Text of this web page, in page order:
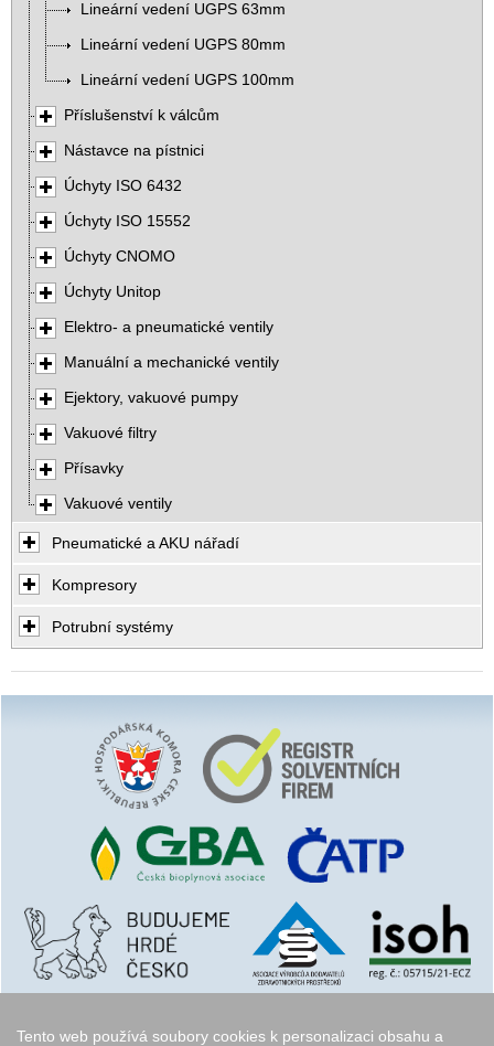
Tento web používá soubory cookies k personalizaci obsahu a
Lineární vedení UGPS 63mm
Lineární vedení UGPS 80mm
Lineární vedení UGPS 100mm
Příslušenství k válcům
Nástavce na pístnici
Úchyty ISO 6432
Úchyty ISO 15552
Úchyty CNOMO
Úchyty Unitop
Elektro- a pneumatické ventily
Manuální a mechanické ventily
Ejektory, vakuové pumpy
Vakuové filtry
Přísavky
Vakuové ventily
Pneumatické a AKU nářadí
Kompresory
Potrubní systémy